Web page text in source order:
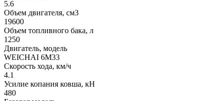
5.6
Объем двигателя, см3
19600
Объем топливного бака, л
1250
Двигатель, модель
WEICHAI 6M33
Скорость хода, км/ч
4.1
Усилие копания ковша, кН
480